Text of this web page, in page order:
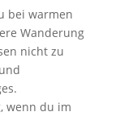
bei warmen
Wanderung
nicht zu
wenn du im